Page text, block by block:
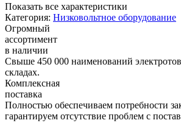
Показать все характеристики
Категория: Низковольтное оборудование
Огромный
ассортимент
в наличии
Свыше 450 000 наименований
складах.
Комплексная
поставка
Полностью обеспечиваем потребности
гарантируем отсутствие проблем с